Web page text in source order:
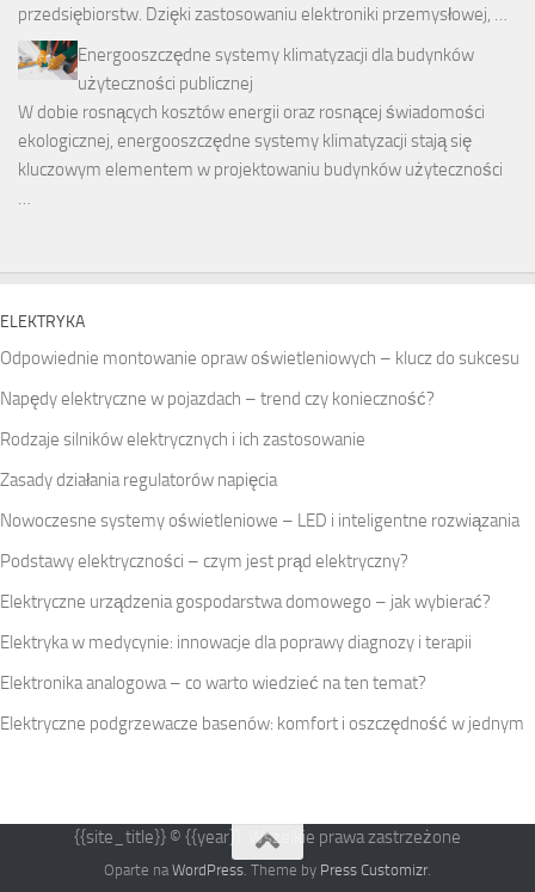
przedsiębiorstw. Dzięki zastosowaniu elektroniki przemysłowej, …
Energooszczędne systemy klimatyzacji dla budynków
użyteczności publicznej
W dobie rosnących kosztów energii oraz rosnącej świadomości
ekologicznej, energooszczędne systemy klimatyzacji stają się
kluczowym elementem w projektowaniu budynków użyteczności
…
ELEKTRYKA
Odpowiednie montowanie opraw oświetleniowych – klucz do sukcesu
Napędy elektryczne w pojazdach – trend czy konieczność?
Rodzaje silników elektrycznych i ich zastosowanie
Zasady działania regulatorów napięcia
Nowoczesne systemy oświetleniowe – LED i inteligentne rozwiązania
Podstawy elektryczności – czym jest prąd elektryczny?
Elektryczne urządzenia gospodarstwa domowego – jak wybierać?
Elektryka w medycynie: innowacje dla poprawy diagnozy i terapii
Elektronika analogowa – co warto wiedzieć na ten temat?
Elektryczne podgrzewacze basenów: komfort i oszczędność w jednym
{{site_title}} © {{year}}. Wszelkie prawa zastrzeżone
Oparte naWordPress. Theme by Press Customizr.